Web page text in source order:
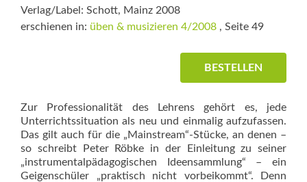
Verlag/Label: Schott, Mainz 2008
erschienen in: üben & musizieren 4/2008 , Seite 49
BESTELLEN
Zur Professionalität des Lehrens gehört es, jede
Unterrichtssituation als neu und einmalig aufzufassen.
Das gilt auch für die „Mainstream“-Stücke, an denen –
so schreibt Peter Röbke in der Einleitung zu seiner
„instrumentalpädagogischen Ideensammlung“ – ein
Geigenschüler „praktisch nicht vorbeikommt“. Denn